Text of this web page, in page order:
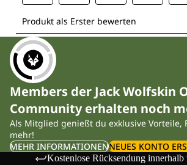
Members der Jack Wolfskin
Community erhalten noch
Als Mitglied genießt du exklusive Vorteile,
mehr!
MEHR INFORMATIONENNEUES KONTO
Kostenlose Rücksendung innerhalb